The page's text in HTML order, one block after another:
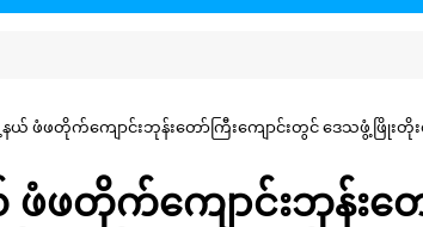
နယ် ဖံဖတိုက်ကျောင်းဘုန်းတော်ကြီးကျောင်းတွင် ဒေသဖွံ့ဖြို
ဖံဖတိုက်ကျောင်းဘုန်းတေ